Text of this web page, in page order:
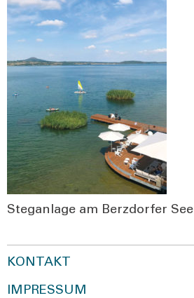
Steg­an­la­ge am Berz­dor­fer See
KONTAKT
IMPRESSUM